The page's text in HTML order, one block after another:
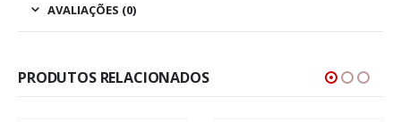
AVALIAÇÕES (0)
PRODUTOS RELACIONADOS